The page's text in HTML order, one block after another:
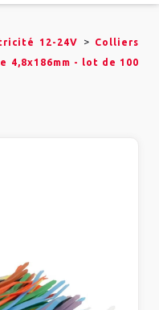
12-24V >
Colliers
- lot de 100